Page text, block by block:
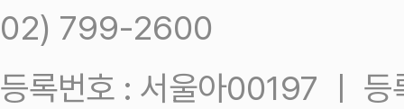
02) 799-2600
등록번호 : 서울아00197 ㅣ